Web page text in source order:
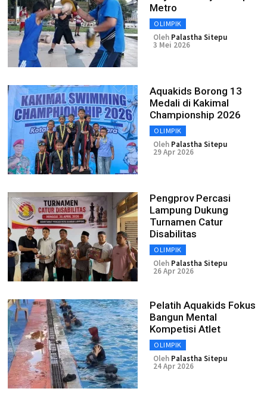
Metro
OLIMPIK
Oleh Palastha Sitepu
3 Mei 2026
Aquakids Borong 13
Medali di Kakimal
Championship 2026
OLIMPIK
Oleh Palastha Sitepu
29 Apr 2026
Pengprov Percasi
Lampung Dukung
Turnamen Catur
Disabilitas
OLIMPIK
Oleh Palastha Sitepu
26 Apr 2026
Pelatih Aquakids Fokus
Bangun Mental
Kompetisi Atlet
OLIMPIK
Oleh Palastha Sitepu
24 Apr 2026